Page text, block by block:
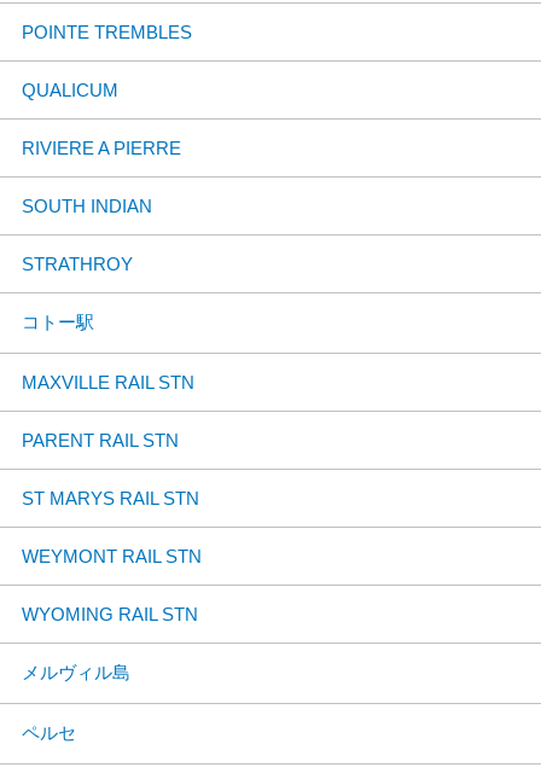
POINTE TREMBLES
QUALICUM
RIVIERE A PIERRE
SOUTH INDIAN
STRATHROY
コトー駅
MAXVILLE RAIL STN
PARENT RAIL STN
ST MARYS RAIL STN
WEYMONT RAIL STN
WYOMING RAIL STN
メルヴィル島
ペルセ